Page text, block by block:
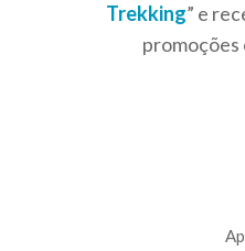
Trekking” e
promoções